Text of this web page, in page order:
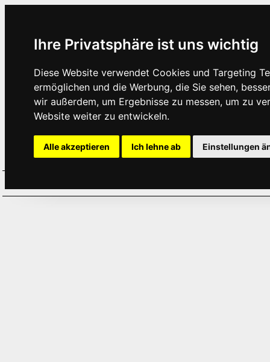
Ihre Privatsphäre ist uns wichtig
Diese Website verwendet Cookies und Targeting
ermöglichen und die Werbung, die Sie sehen,
wir außerdem, um Ergebnisse zu messen, um zu
Website weiter zu entwickeln.
Alle akzeptieren Ich lehne ab Einstellungen